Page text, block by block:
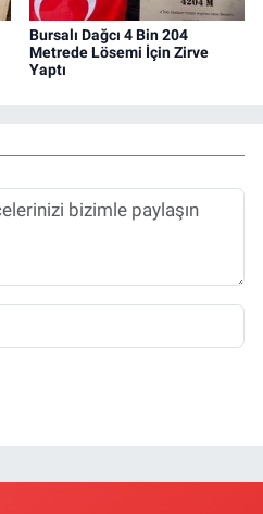
Bursalı Dağcı 4 Bin 204
Metrede Lösemi İçin Zirve
Yaptı